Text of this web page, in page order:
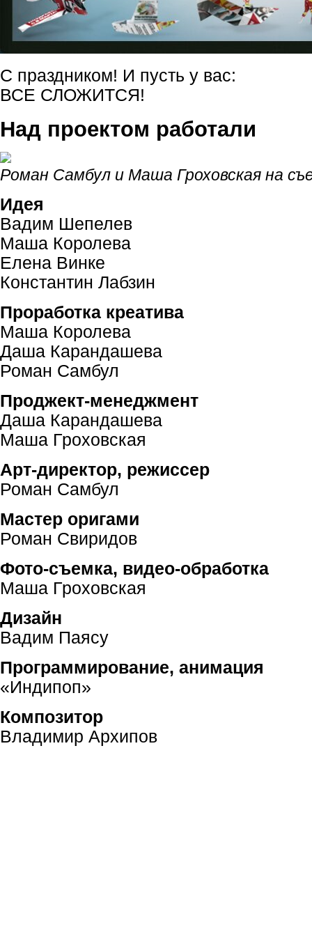
С праздником! И пусть у вас:
ВСЕ СЛОЖИТСЯ!
Над проектом работали
Роман Самбул и Маша Гроховская на
Идея
Вадим Шепелев
Маша Королева
Елена Винке
Константин Лабзин
Проработка креатива
Маша Королева
Даша Карандашева
Роман Самбул
Проджект-менеджмент
Даша Карандашева
Маша Гроховская
Арт-директор, режиссер
Роман Самбул
Мастер оригами
Роман Свиридов
Фото-съемка, видео-обработка
Маша Гроховская
Дизайн
Вадим Паясу
Программирование, анимация
«Индипоп»
Композитор
Владимир Архипов